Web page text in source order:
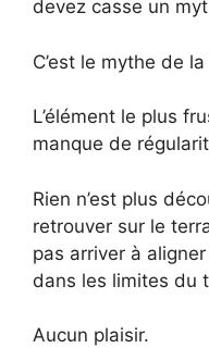
devez casse un
C’est le mythe de
L’élément le plus
manque de
Rien n’est plus
retrouver sur le
pas arriver à
dans les limites du
Aucun plaisir.